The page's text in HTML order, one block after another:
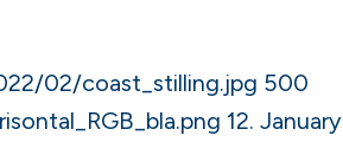
02/coast_stilling.jpg 500
12. January